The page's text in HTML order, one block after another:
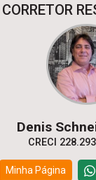
CORRETOR
Denis
CRECI
Minha Página